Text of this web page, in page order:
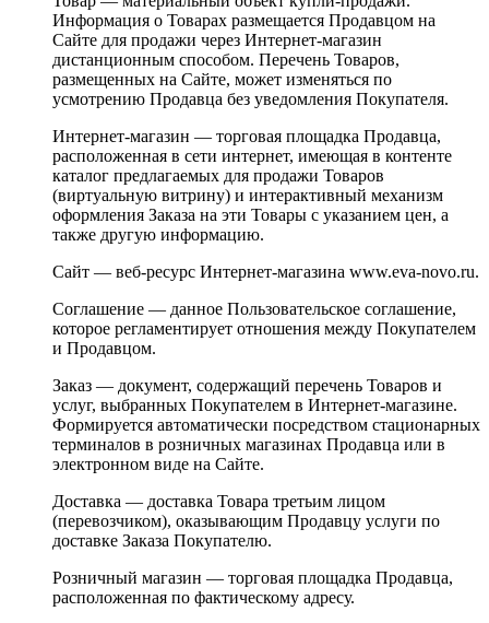
Информация о Товарах размещается Продавцом на
Сайте для продажи через Интернет-магазин
дистанционным способом. Перечень Товаров,
размещенных на Сайте, может изменяться по
усмотрению Продавца без уведомления Покупателя.
Интернет-магазин — торговая площадка Продавца,
расположенная в сети интернет, имеющая в контенте
каталог предлагаемых для продажи Товаров
(виртуальную витрину) и интерактивный механизм
оформления Заказа на эти Товары с указанием цен, а
также другую информацию.
Сайт — веб-ресурс Интернет-магазина www.eva-novo.ru.
Соглашение — данное Пользовательское соглашение,
которое регламентирует отношения между Покупателем
и Продавцом.
Заказ — документ, содержащий перечень Товаров и
услуг, выбранных Покупателем в Интернет-магазине.
Формируется автоматически посредством стационарных
терминалов в розничных магазинах Продавца или в
электронном виде на Сайте.
Доставка — доставка Товара третьим лицом
(перевозчиком), оказывающим Продавцу услуги по
доставке Заказа Покупателю.
Розничный магазин — торговая площадка Продавца,
расположенная по фактическому адресу.